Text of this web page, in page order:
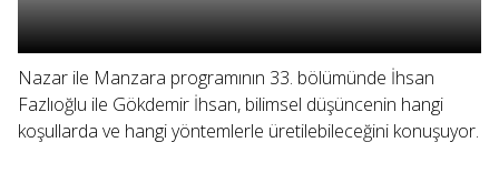
Nazar ile Manzara programının 33. bölümünde İhsan
Fazlıoğlu ile Gökdemir İhsan, bilimsel düşüncenin hangi
koşullarda ve hangi yöntemlerle üretilebileceğini konuşuyor.